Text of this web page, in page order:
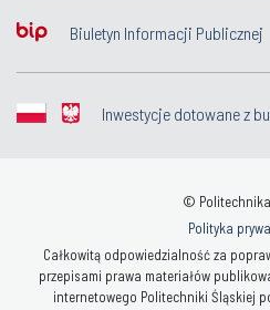
Biuletyn Informacji Publicznej
Inwestycje dotowane z
©
Polityka
Całkowitą odpowiedzialność za
przepisami prawa materiałów
internetowego Politechniki Śląskiej